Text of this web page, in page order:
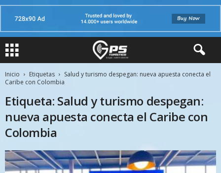
Inicio Etiquetas
Salud y turismo despegan: nueva apuesta conecta el
Caribe con Colombia
Etiqueta: Salud y turismo despegan:
nueva apuesta conecta el Caribe con
Colombia